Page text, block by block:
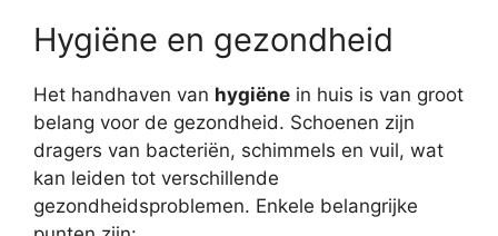
Hygiëne en gezondheid
Het handhaven van hygiëne in huis is van groot
belang voor de gezondheid. Schoenen zijn
dragers van bacteriën, schimmels en vuil, wat
kan leiden tot verschillende
gezondheidsproblemen. Enkele belangrijke